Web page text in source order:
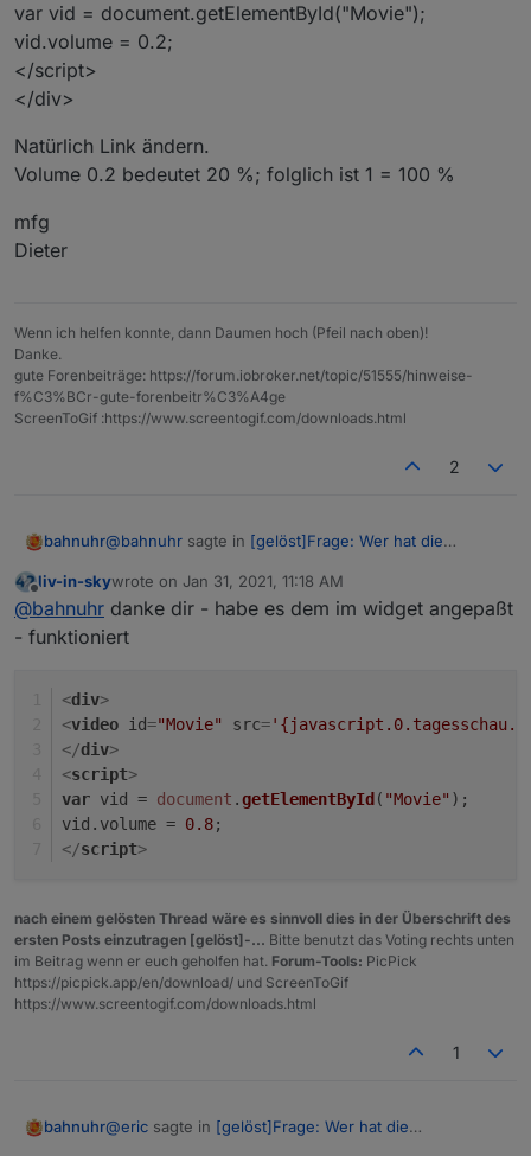
var vid = document.getElementById("Movie");
vid.volume = 0.2;
</script>
</div>
Natürlich Link ändern.
Volume 0.2 bedeutet 20 %; folglich ist 1 = 100 %
mfg
Dieter
Wenn ich helfen konnte, dann Daumen hoch (Pfeil nach oben)!
Danke.
gute Forenbeiträge: https://forum.iobroker.net/topic/51555/hinweise-
f%C3%BCr-gute-forenbeitr%C3%A4ge
ScreenToGif :https://www.screentogif.com/downloads.html
2
bahnuhr@bahnuhr sagte in [gelöst]Frage: Wer hat die
Weiterhin würde mich auch interessieren ob man
die Lautstärke mitgeben kann?
habs rausgefunden !!!
<div>
src='{javascript.0.System.Sonstige.Tagesschau_Link}'
width='950' height='543' poster='video-
standbild.jpg' autobuffer autoplay controls>
<div>Schade – abspielen nicht moeglich !</div>
</video>
vid.volume = 0.2;
</script>
</div>
Volume 0.2 bedeutet 20 %; folglich ist 1 = 100 %
mfg
Dieter
Offline
liv-in-skywrote on Jan 31, 2021, 11:18 AM
last edited by
@bahnuhr danke dir - habe es dem im widget angepaßt
- funktioniert
<div>
<video id="Movie" src=
</div>
<script>
var vid = document .getElementById ( "Movie" );
vid. volume = 0.8;
</script>
nach einem gelösten Thread wäre es sinnvoll dies in der Überschrift des
ersten Posts einzutragen [gelöst]-... Bitte benutzt das Voting rechts unten
im Beitrag wenn er euch geholfen hat. Forum-Tools: PicPick
https://picpick.app/en/download/ und ScreenToGif
https://www.screentogif.com/downloads.html
1
bahnuhr@eric sagte in [gelöst]Frage: Wer hat die